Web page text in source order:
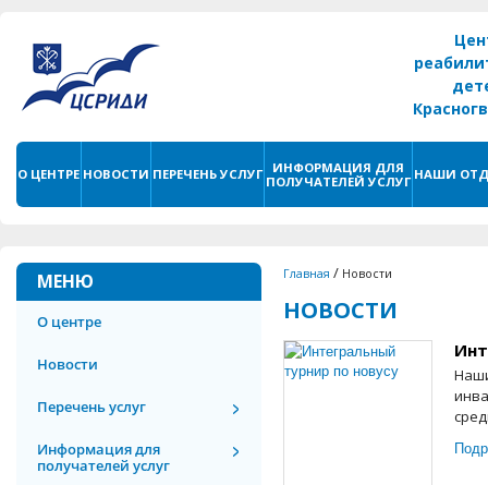
О ЦЕНТРЕ НОВОСТИ ПЕРЕЧЕНЬ УСЛУГ
ИНФОРМАЦИЯ ДЛЯ
ПОЛУЧАТЕЛЕЙ УСЛУГ НАШИ
МЕНЮ
О центре
Новости
Перечень услуг
Информация для
получателей услуг
Главная / Новости
НОВОСТИ